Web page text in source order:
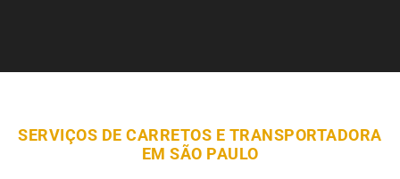
SERVIÇOS DE CARRETOS E TRANSPORTADORA
EM SÃO PAULO